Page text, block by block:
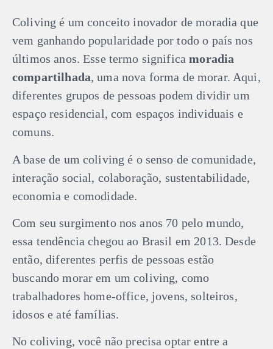
Coliving é um conceito inovador de moradia que
vem ganhando popularidade por todo o país nos
últimos anos. Esse termo significamoradia
compartilhada, uma nova forma de morar. Aqui,
diferentes grupos de pessoas podem dividir um
espaço residencial, com espaços individuais e
comuns.
A base de um coliving é o senso de comunidade,
interação social, colaboração, sustentabilidade,
economia e comodidade.
Com seu surgimento nos anos 70 pelo mundo,
essa tendência chegou ao Brasil em 2013. Desde
então, diferentes perfis de pessoas estão
buscando morar em um coliving, como
trabalhadores home-office, jovens, solteiros,
idosos e até famílias.
No coliving, você não precisa optar entre a